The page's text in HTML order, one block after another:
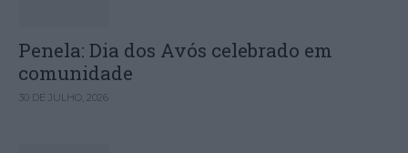
Penela: Dia dos Avós celebrado em
comunidade
30 DE JULHO, 2026